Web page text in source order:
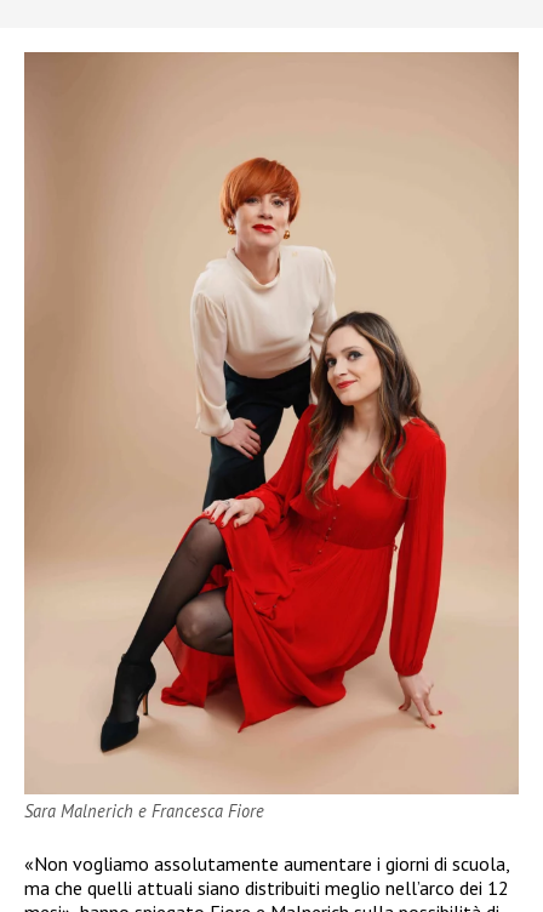
Sara Malnerich e Francesca Fiore
«Non vogliamo assolutamente aumentare i giorni di scuola,
ma che quelli attuali siano distribuiti meglio nell’arco dei 12